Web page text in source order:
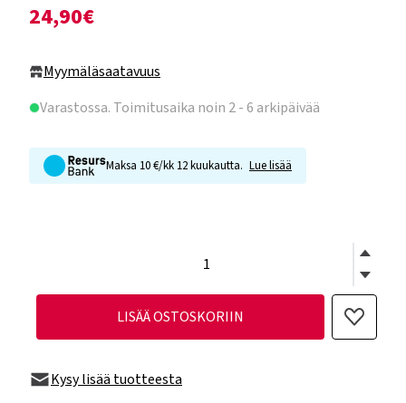
24,90€
Myymäläsaatavuus
Varastossa. Toimitusaika noin 2 - 6 arkipäivää
Maksa 10 €/kk 12 kuukautta. Lue lisää
LISÄÄ OSTOSKORIIN
Kysy lisää tuotteesta